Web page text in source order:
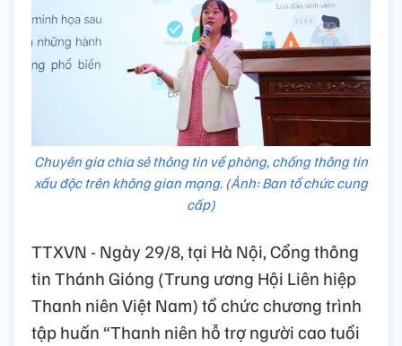
Chuyên gia chia sẻ thông tin về phòng, chống thông tin
xấu độc trên không gian mạng. (Ảnh: Ban tổ chức cung
cấp)
TTXVN - Ngày 29/8, tại Hà Nội, Cổng thông
tin Thánh Gióng (Trung ương Hội Liên hiệp
Thanh niên Việt Nam) tổ chức chương trình
tập huấn “Thanh niên hỗ trợ người cao tuổi